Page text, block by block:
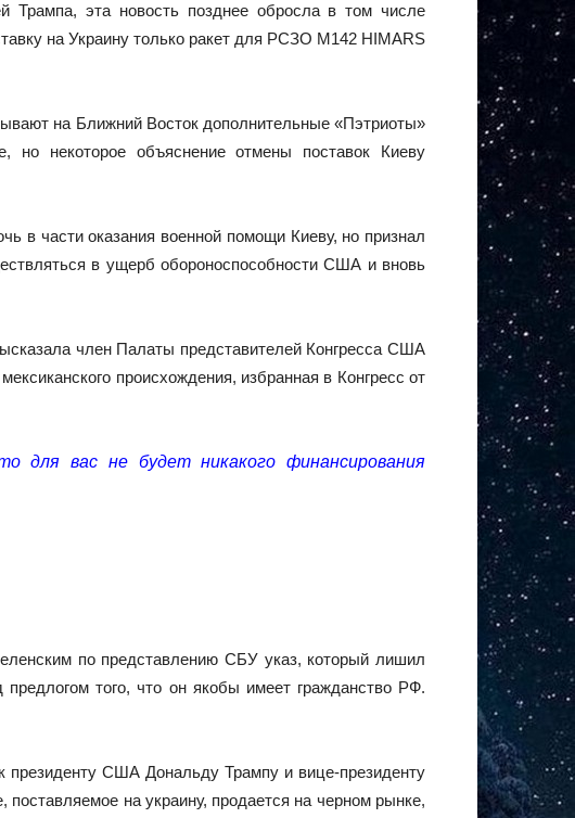
Трампа, эта новость позднее обросла в том числе
на Украину только ракет для РСЗО M142 HIMARS
на Ближний Восток дополнительные «Пэтриоты»
но некоторое объяснение отмены поставок Киеву
в части оказания военной помощи Киеву, но признал
в ущерб обороноспособности США и вновь
член Палаты представителей Конгресса США
происхождения, избранная в Конгресс от
для вас не будет никакого финансирования
по представлению СБУ указ, который лишил
того, что он якобы имеет гражданство РФ.
президенту США Дональду Трампу и вице-президенту
на украину, продается на черном рынке,